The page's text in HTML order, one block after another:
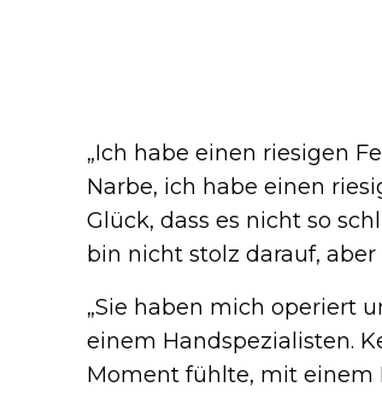
„Ich habe einen riesigen
Narbe, ich habe einen
Glück, dass es nicht so
bin nicht stolz darauf,
„Sie haben mich operiert
einem Handspezialisten.
Moment fühlte, mit einem